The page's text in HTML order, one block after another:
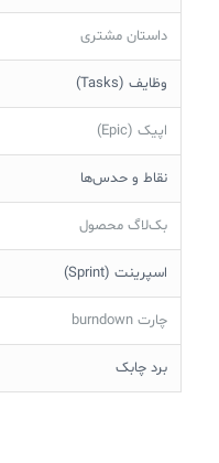
داستان مشتری
وظایف (Tasks)
اپیک (Epic)
نقاط و حدس‌ها
بک‌لاگ محصول
اسپرینت (Sprint)
چارت burndown
برد چابک